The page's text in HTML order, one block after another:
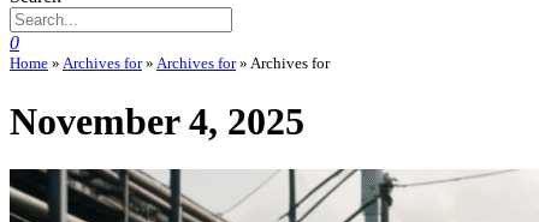
0
Home » Archives for» Archives for» Archives for
November 4, 2025